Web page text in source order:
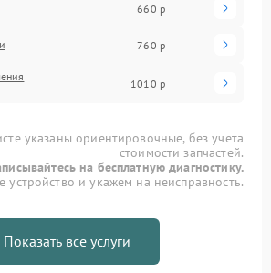
660 р
760 р
1010 р
указаны ориентировочные, без учета
стоимости запчастей.
на бесплатную диагностику.
и укажем на неисправность.
Показать все услуги